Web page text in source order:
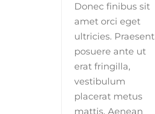
Donec finibus sit
amet orci eget
ultricies. Praesent
posuere ante ut
erat fringilla,
vestibulum
placerat metus
mattis. Aenean